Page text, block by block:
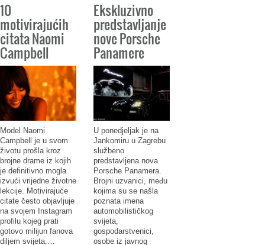
10
motivirajućih
citata Naomi
Campbell
Model Naomi
Campbell je u svom
životu prošla kroz
brojne drame iz kojih
je definitivno mogla
izvući vrijedne životne
lekcije. Motivirajuće
citate često objavljuje
na svojem Instagram
profilu kojeg prati
gotovo milijun fanova
diljem svijeta.…
Ekskluzivno
predstavljanje
nove Porsche
Panamere
U ponedjeljak je na
Jankomiru u Zagrebu
službeno
predstavljena nova
Porsche Panamera.
Brojni uzvanici, među
kojima su se našla
poznata imena
automobilističkog
svijeta,
gospodarstvenici,
osobe iz javnog